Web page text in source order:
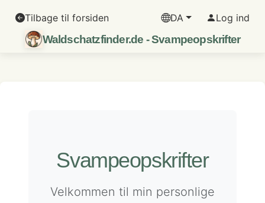
Tilbage til forsiden DA Log ind
Waldschatzfinder.de - Svampeopskrifter
Svampeopskrifter
Velkommen til min personlige